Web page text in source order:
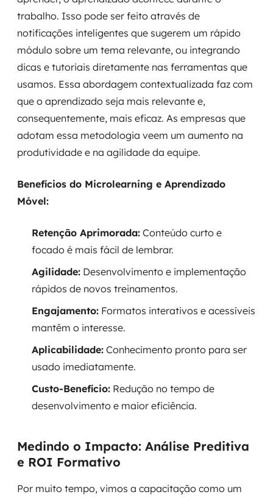
trabalho. Isso pode ser feito através de
notificações inteligentes que sugerem um rápido
módulo sobre um tema relevante, ou integrando
dicas e tutoriais diretamente nas ferramentas que
usamos. Essa abordagem contextualizada faz com
que o aprendizado seja mais relevante e,
consequentemente, mais eficaz. As empresas que
adotam essa metodologia veem um aumento na
produtividade e na agilidade da equipe.
Benefícios do Microlearning e Aprendizado
Móvel:
Retenção Aprimorada: Conteúdo curto e
focado é mais fácil de lembrar.
Agilidade: Desenvolvimento e implementação
rápidos de novos treinamentos.
Engajamento: Formatos interativos e acessíveis
mantêm o interesse.
Aplicabilidade: Conhecimento pronto para ser
usado imediatamente.
Custo-Benefício: Redução no tempo de
desenvolvimento e maior eficiência.
Medindo o Impacto: Análise Preditiva
e ROI Formativo
Por muito tempo, vimos a capacitação como um